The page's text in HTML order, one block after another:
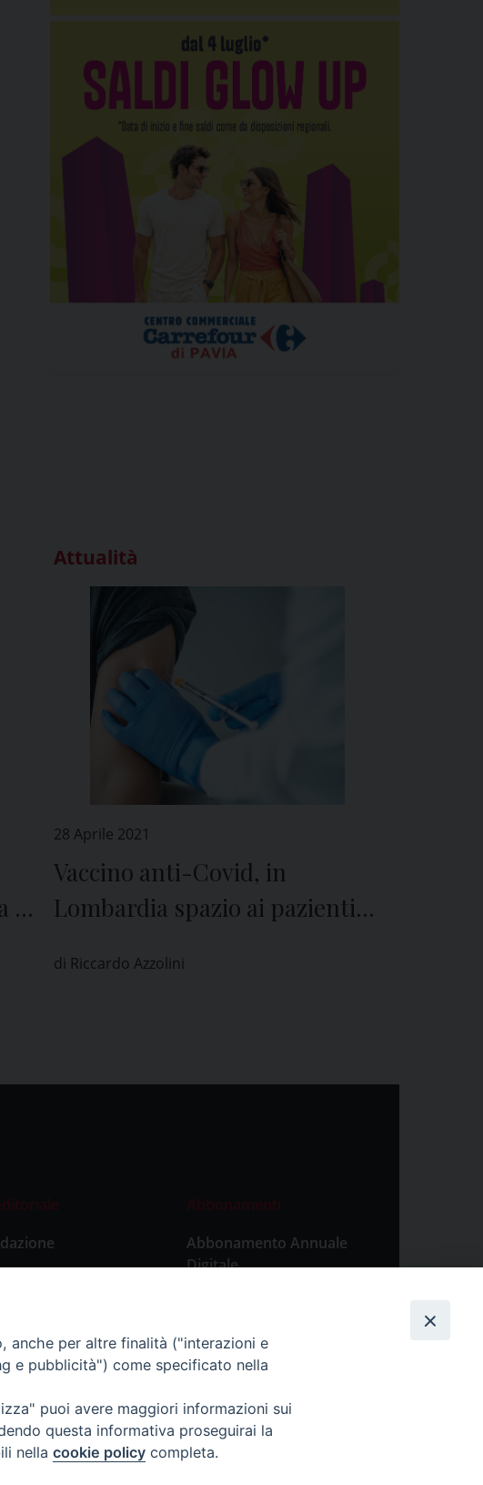
di
Attualità
28 Aprile 2021
Vaccino anti-Covid, in
Lombardia spazio ai pazienti
di Riccardo Azzolini
Abbonamenti
Abbonamento Annuale
Digitale
Abbonamento Singola
Copia Digitale
anche per altre finalità ("interazioni e
e pubblicità") come specificato nella
puoi avere maggiori informazioni sui
questa informativa proseguirai la
nella cookie policy completa.